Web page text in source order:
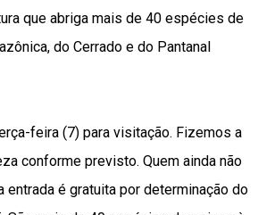
que abriga mais de 40 espécies de
do Cerrado e do Pantanal
feira (7) para visitação. Fizemos a
conforme previsto. Quem ainda não
entrada é gratuita por determinação do